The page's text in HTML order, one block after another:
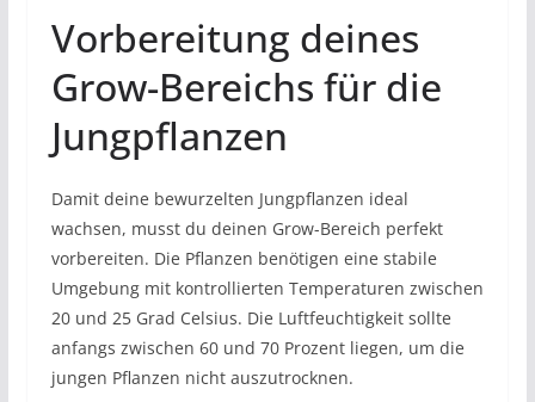
Vorbereitung deines
Grow-Bereichs für die
Jungpflanzen
Damit deine bewurzelten Jungpflanzen ideal
wachsen, musst du deinen Grow-Bereich perfekt
vorbereiten. Die Pflanzen benötigen eine stabile
Umgebung mit kontrollierten Temperaturen zwischen
20 und 25 Grad Celsius. Die Luftfeuchtigkeit sollte
anfangs zwischen 60 und 70 Prozent liegen, um die
jungen Pflanzen nicht auszutrocknen.